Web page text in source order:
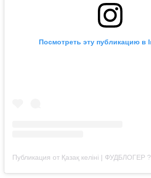
Посмотреть эту публикацию в